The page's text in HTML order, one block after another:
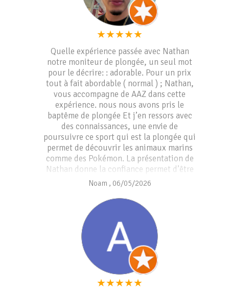
★★★★★
Quelle expérience passée avec Nathan
notre moniteur de plongée, un seul mot
pour le décrire: : adorable. Pour un prix
tout à fait abordable ( normal ) ; Nathan,
vous accompagne de AAZ dans cette
expérience. nous nous avons pris le
baptême de plongée Et j’en ressors avec
des connaissances, une envie de
poursuivre ce sport qui est la plongée qui
permet de découvrir les animaux marins
comme des Pokémon. La présentation de
Nathan donne la confiance permet d’être
en sécurité et on ne voit pas le temps
passer. Le côté roots de cette expérience
en donne toute son authenticité tout en
étant professionnel. Je recommande
vivement ce lieu !
Noam , 06/05/2026
★★★★★